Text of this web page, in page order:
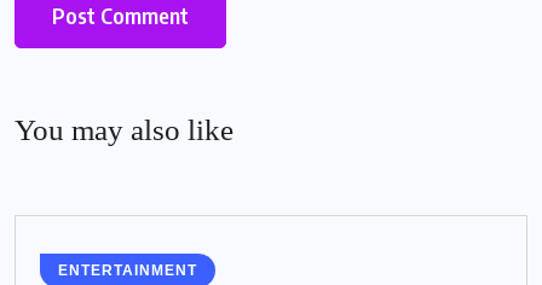
You may also like
ENTERTAINMENT